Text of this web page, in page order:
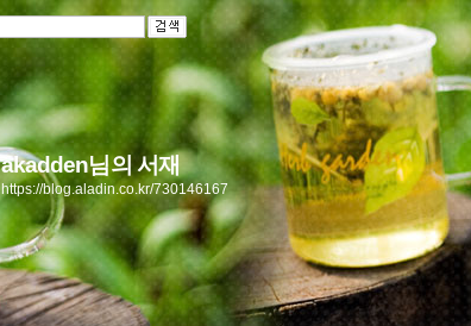
akadden님의 서재
https://blog.aladin.co.kr/730146167